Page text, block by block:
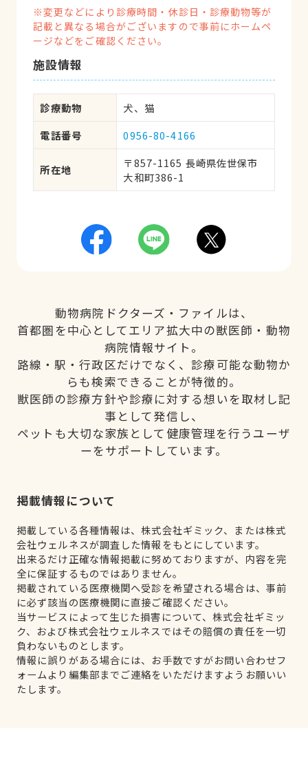
※変更などにより診療時間・休診日・診療動物等が
記載と異なる場合がございますので事前にホームペ
ージなどをご確認ください。
施設情報
診療動物
犬、猫
電話番号
0956-80-4166
所在地
〒857-1165 長崎県佐世保市
大和町386-1
動物病院ドクターズ・ファイルは、
首都圏を中心としてエリア拡大中の獣医師・動物
病院情報サイト。
路線・駅・行政区だけでなく、診療可能な動物か
らも検索できることが特徴的。
獣医師の診療方針や診療に対する想いを取材し記
事として発信し、
ペットも大切な家族として健康管理を行うユーザ
ーをサポートしています。
掲載情報について
掲載している各種情報は、株式会社ギミック、または株式
会社ウェルネスが調査した情報をもとにしています。
出来るだけ正確な情報掲載に努めておりますが、内容を完
全に保証するものではありません。
掲載されている医療機関へ受診を希望される場合は、事前
に必ず該当の医療機関に直接ご確認ください。
当サービスによって生じた損害について、株式会社ギミッ
ク、および株式会社ウェルネスではその賠償の責任を一切
負わないものとします。
情報に誤りがある場合には、お手数ですがお問い合わせフ
ォームより編集部までご連絡をいただけますようお願いい
たします。